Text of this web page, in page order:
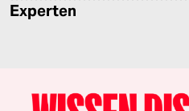
Experten